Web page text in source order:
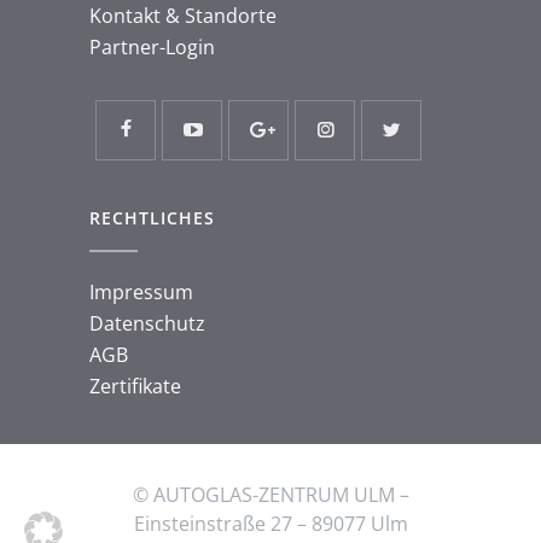
Kontakt & Standorte
Partner-Login
RECHTLICHES
Impressum
Datenschutz
AGB
Zertifikate
© AUTOGLAS-ZENTRUM ULM –
Einsteinstraße 27 – 89077 Ulm